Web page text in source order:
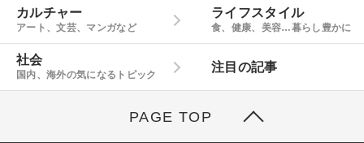
カルチャー
アート、文芸、マンガなど
ライフスタイル
食、健康、美容…暮らし豊かに
社会
国内、海外の気になるトピック
注目の記事
PAGE TOP